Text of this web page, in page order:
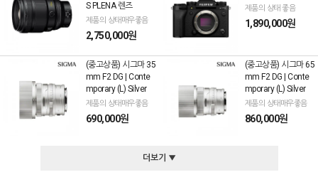
S PLENA 렌즈
제품의 상태매우좋음
2,750,000원
제품의 상태 좋음
1,890,000원
(중고상품) 시그마 35
mm F2 DG | Conte
mporary (L) Silver
제품의 상태매우좋음
690,000원
(중고상품) 시그마 65
mm F2 DG | Conte
mporary (L) Silver
제품의 상태매우좋음
860,000원
더보기 ▼